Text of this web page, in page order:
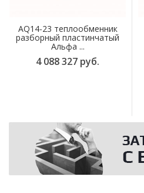
AQ14-23 теплообменник
разборный пластинчатый
Альфа ...
4 088 327 руб.